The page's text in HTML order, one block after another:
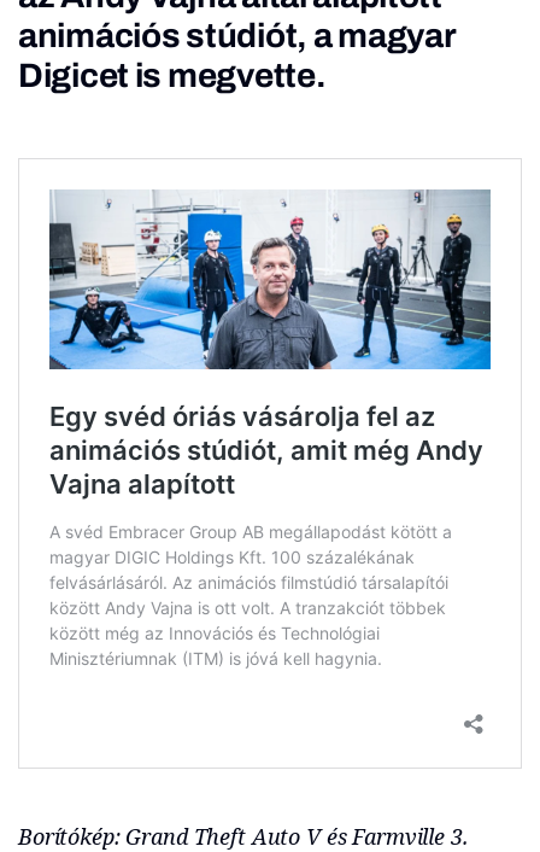
animációs stúdiót, a magyar
Digicet is megvette.
Borítókép: Grand Theft Auto V és Farmville 3.